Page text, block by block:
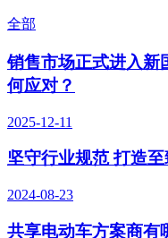
全部
销售市场正式进入新
何应对？
2025-12-11
坚守行业规范 打造
2024-08-23
共享电动车方案商有